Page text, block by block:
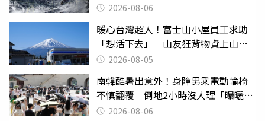
2026-08-06
暖心台灣超人！富士山小屋員工求助
「想活下去」 山友狂背物資上山：
台灣真的是寶島
2026-08-05
南韓酷暑出意外！身障男乘電動輪椅
不慎翻覆 倒地2小時沒人理「曝曬
亡」2026-08-06